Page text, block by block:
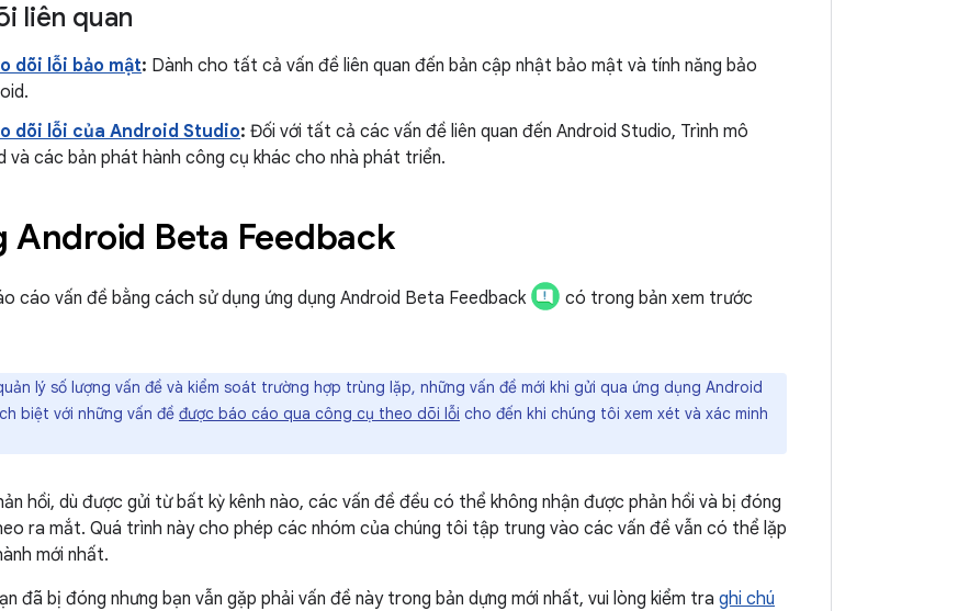
liên quan
dõi lỗi bảo mật: Dành cho tất cả vấn đề liên quan đến bản cập nhật bảo mật và tính năng bảo
dõi lỗi của Android Studio: Đối với tất cả các vấn đề liên quan đến Android Studio, Trình mô
và các bản phát hành công cụ khác cho nhà phát triển.
Android Beta Feedback
cáo vấn đề bằng cách sử dụng ứng dụng Android Beta Feedback
có trong bản xem trước
lý số lượng vấn đề và kiểm soát trường hợp trùng lặp, những vấn đề mới khi gửi qua ứng dụng Android
biệt với những vấn đề được báo cáo qua công cụ theo dõi lỗi cho đến khi chúng tôi xem xét và xác minh
hồi, dù được gửi từ bất kỳ kênh nào, các vấn đề đều có thể không nhận được phản hồi và bị đóng
ra mắt. Quá trình này cho phép các nhóm của chúng tôi tập trung vào các vấn đề vẫn có thể lặp
mới nhất.
đã bị đóng nhưng bạn vẫn gặp phải vấn đề này trong bản dựng mới nhất, vui lòng kiểm tra ghi chú